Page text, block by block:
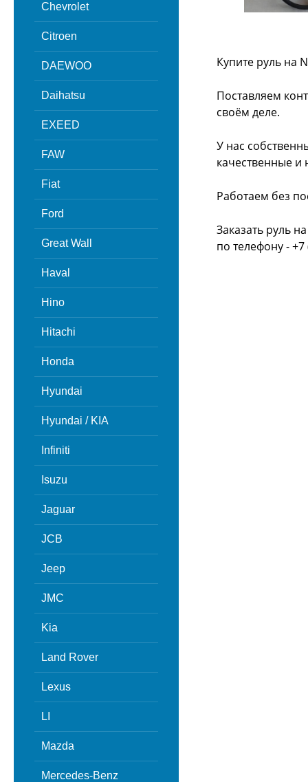
Chevrolet
Citroen
DAEWOO
Daihatsu
EXEED
FAW
Fiat
Ford
Great Wall
Haval
Hino
Hitachi
Honda
Hyundai
Hyundai / KIA
Infiniti
Isuzu
Jaguar
JCB
Jeep
JMC
Kia
Land Rover
Lexus
LI
Mazda
Mercedes-Benz
Купите руль на
Поставляем
своём деле.
У нас
качественные и
Работаем без
Заказать руль
по телефону -